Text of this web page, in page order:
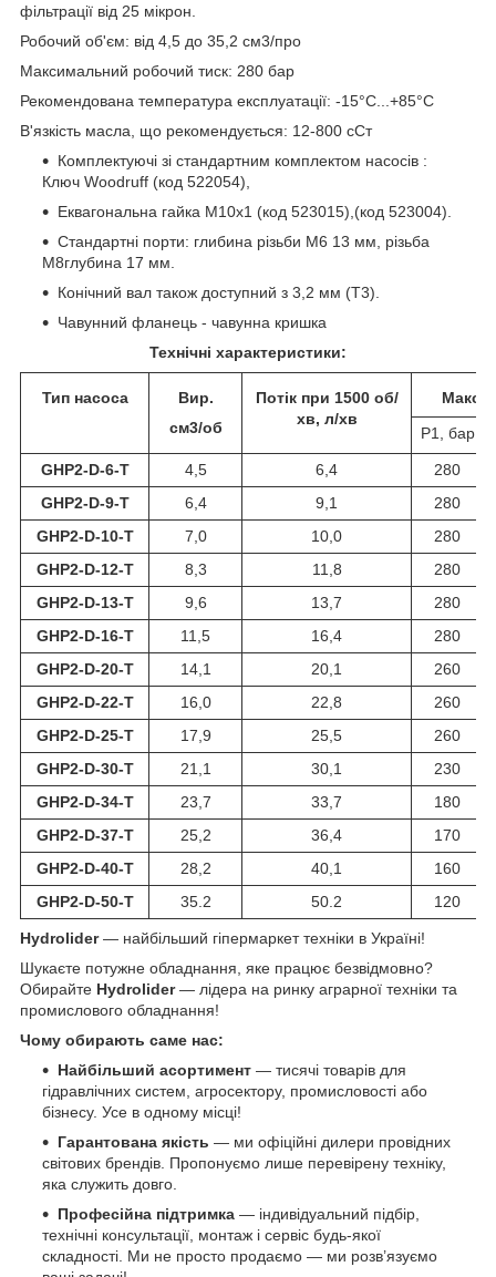
фільтрації від 25 мікрон.
Робочий об'єм: від 4,5 до 35,2 см3/про
Максимальний робочий тиск: 280 бар
Рекомендована температура експлуатації: -15°С...+85°С
В'язкість масла, що рекомендується: 12-800 сСт
Комплектуючі зі стандартним комплектом насосів :
Ключ Woodruff (код 522054),
Еквагональна гайка M10x1 (код 523015),(код 523004).
Стандартні порти: глибина різьби M6 13 мм, різьба
М8глубина 17 мм.
Конічний вал також доступний з 3,2 мм (T3).
Чавунний фланець - чавунна кришка
Технічні характеристики:
Тип насоса
Вир.
см3/об
Потік при 1500 об/
хв, л/хв
Р1, бар
GHP2-D-6-T 4,5 6,4
280
GHP2-D-9-T
6,4 9,1
280
GHP2-D-10-T
7,0 10,0
280
GHP2-D-12-T
8,3 11,8
280
GHP2-D-13-T
9,6 13,7
280
GHP2-D-16-T
11,5 16,4
280
GHP2-D-20-T
14,1 20,1
260
GHP2-D-22-T
16,0 22,8
260
GHP2-D-25-T
17,9 25,5
260
GHP2-D-30-T
21,1 30,1
230
GHP2-D-34-T
23,7 33,7
180
GHP2-D-37-T
25,2 36,4
170
GHP2-D-40-T
28,2 40,1
160
GHP2-D-50-T
35.2 50.2 120
Hydrolider— найбільший гіпермаркет техніки в Україні!
Шукаєте потужне обладнання, яке працює безвідмовно?
Обирайте Hydrolider— лідера на ринку аграрної техніки та
промислового обладнання!
Чому обирають саме нас:
Найбільший асортимент — тисячі товарів для
гідравлічних систем, агросектору, промисловості або
бізнесу. Усе в одному місці!
Гарантована якість — ми офіційні дилери провідних
світових брендів. Пропонуємо лише перевірену техніку,
яка служить довго.
Професійна підтримка — індивідуальний підбір,
технічні консультації, монтаж і сервіс будь-якої
складності. Ми не просто продаємо — ми розв’язуємо